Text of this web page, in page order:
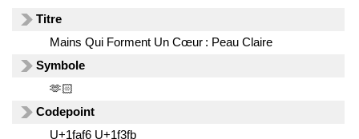
Titre
Mains Qui Forment Un Cœur : Peau Claire
Symbole
🫶🏻
Codepoint
U+1faf6 U+1f3fb